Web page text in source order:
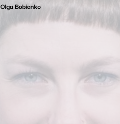
Olga Bobienko